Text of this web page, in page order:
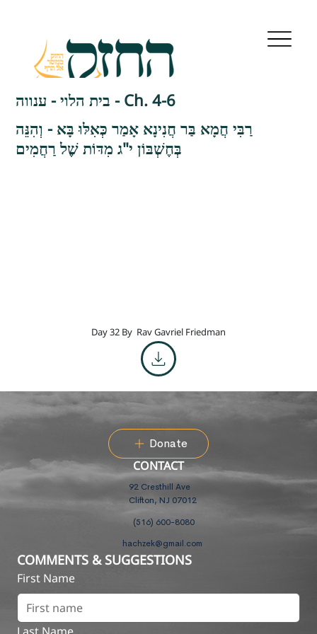
בית הלוי - ענווה - Ch. 4-6
רַבִּי חֲמָא בַּר חֲנִינָא אָמַר כְּאִלּוּ בָּא - וְהִנֵּה
בְּחֶשְׁבּוֹן י"ג מִדּוֹת שֶׁל רַחֲמִים
Day 32 By Rav Gavriel Friedman
Donate
CONTACT
92 Cresthill Ave
Clifton, NJ 07012
(516) 600-8080
hachzek@gmail.com
COMMENTS & SUGGESTIONS
First Name